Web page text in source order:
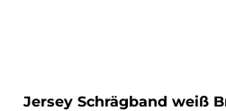
Jersey Schrägband weiß